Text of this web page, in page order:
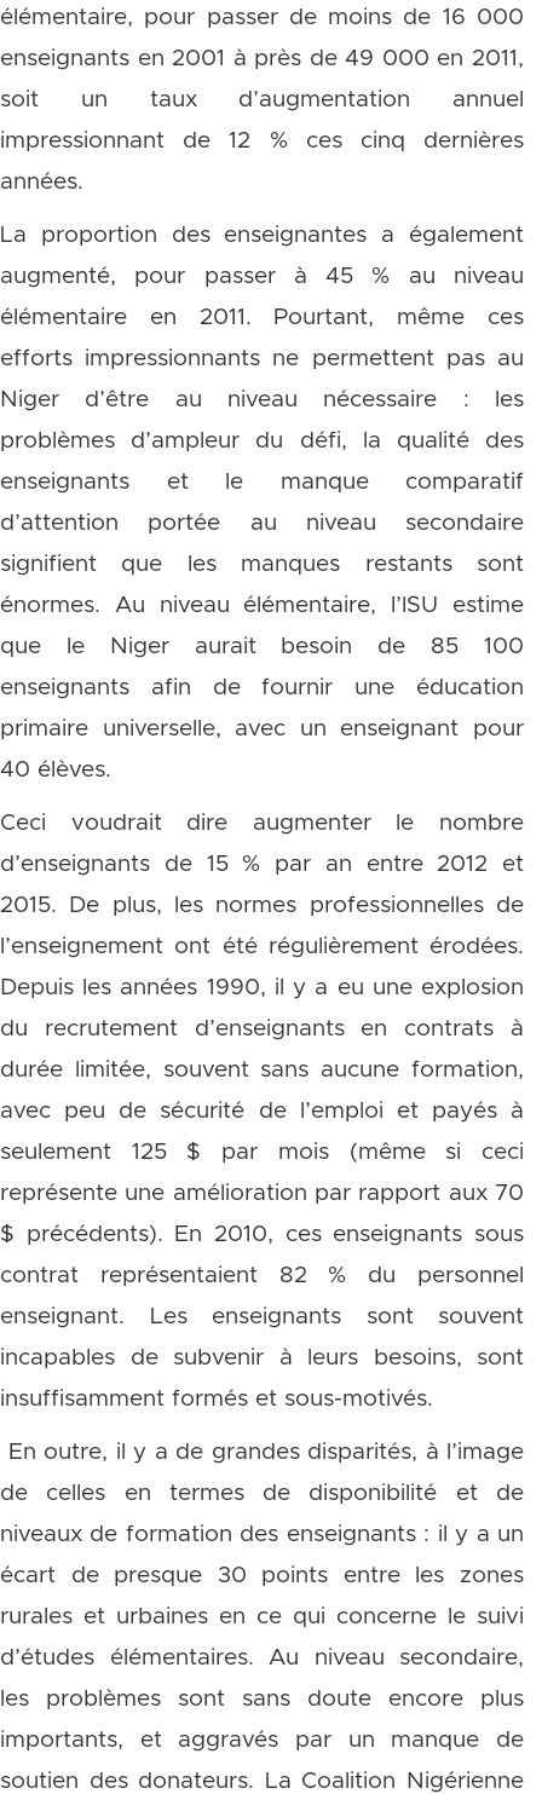
élémentaire, pour passer de moins de 16 000
enseignants en 2001 à près de 49 000 en 2011,
soit un taux d’augmentation annuel
impressionnant de 12 % ces cinq dernières
années.
La proportion des enseignantes a également
augmenté, pour passer à 45 % au niveau
élémentaire en 2011. Pourtant, même ces
efforts impressionnants ne permettent pas au
Niger d’être au niveau nécessaire : les
problèmes d’ampleur du défi, la qualité des
enseignants et le manque comparatif
d’attention portée au niveau secondaire
signifient que les manques restants sont
énormes. Au niveau élémentaire, l’ISU estime
que le Niger aurait besoin de 85 100
enseignants afin de fournir une éducation
primaire universelle, avec un enseignant pour
40 élèves.
Ceci voudrait dire augmenter le nombre
d’enseignants de 15 % par an entre 2012 et
2015. De plus, les normes professionnelles de
l’enseignement ont été régulièrement érodées.
Depuis les années 1990, il y a eu une explosion
du recrutement d’enseignants en contrats à
durée limitée, souvent sans aucune formation,
avec peu de sécurité de l’emploi et payés à
seulement 125 $ par mois (même si ceci
représente une amélioration par rapport aux 70
$ précédents). En 2010, ces enseignants sous
contrat représentaient 82 % du personnel
enseignant. Les enseignants sont souvent
incapables de subvenir à leurs besoins, sont
insuffisamment formés et sous-motivés.
En outre, il y a de grandes disparités, à l’image
de celles en termes de disponibilité et de
niveaux de formation des enseignants : il y a un
écart de presque 30 points entre les zones
rurales et urbaines en ce qui concerne le suivi
d’études élémentaires. Au niveau secondaire,
les problèmes sont sans doute encore plus
importants, et aggravés par un manque de
soutien des donateurs. La Coalition Nigérienne